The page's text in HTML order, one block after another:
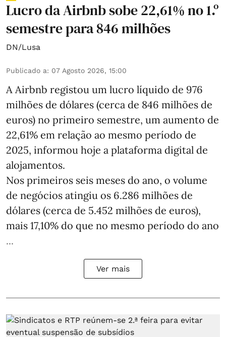
Lucro da Airbnb sobe 22,61% no 1.º
semestre para 846 milhões
DN/Lusa
Publicado a: 07 Agosto 2026, 15:00
A Airbnb registou um lucro líquido de 976
milhões de dólares (cerca de 846 milhões de
euros) no primeiro semestre, um aumento de
22,61% em relação ao mesmo período de
2025, informou hoje a plataforma digital de
alojamentos.
Nos primeiros seis meses do ano, o volume
de negócios atingiu os 6.286 milhões de
dólares (cerca de 5.452 milhões de euros),
mais 17,10% do que no mesmo período do ano
...
Ver mais